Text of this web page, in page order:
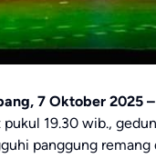
7 Oktober 2025 –
19.30 wib.,
panggung